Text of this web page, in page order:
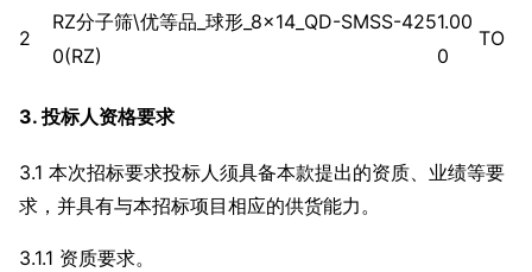
2
RZ分子筛\优等品_球形_8×14_QD-SMSS-425
0(RZ)
1.00
0
TO
3. 投标人资格要求
3.1 本次招标要求投标人须具备本款提出的资质、业绩等要
求，并具有与本招标项目相应的供货能力。
3.1.1 资质要求。